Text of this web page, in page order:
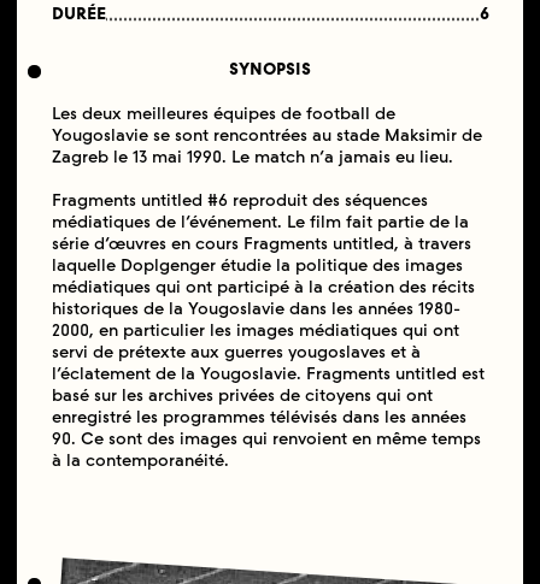
DURÉE
6
SYNOPSIS
Les deux meilleures équipes de football de
Yougoslavie se sont rencontrées au stade Maksimir de
Zagreb le 13 mai 1990. Le match n’a jamais eu lieu.
Fragments untitled #6 reproduit des séquences
médiatiques de l’événement. Le film fait partie de la
série d’œuvres en cours Fragments untitled, à travers
laquelle Doplgenger étudie la politique des images
médiatiques qui ont participé à la création des récits
historiques de la Yougoslavie dans les années 1980-
2000, en particulier les images médiatiques qui ont
servi de prétexte aux guerres yougoslaves et à
l’éclatement de la Yougoslavie. Fragments untitled est
basé sur les archives privées de citoyens qui ont
enregistré les programmes télévisés dans les années
90. Ce sont des images qui renvoient en même temps
à la contemporanéité.